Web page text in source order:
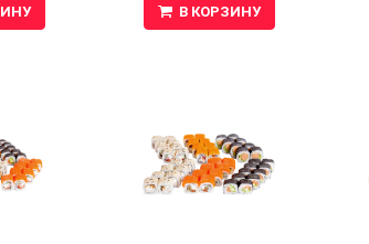
В КОРЗИНУ